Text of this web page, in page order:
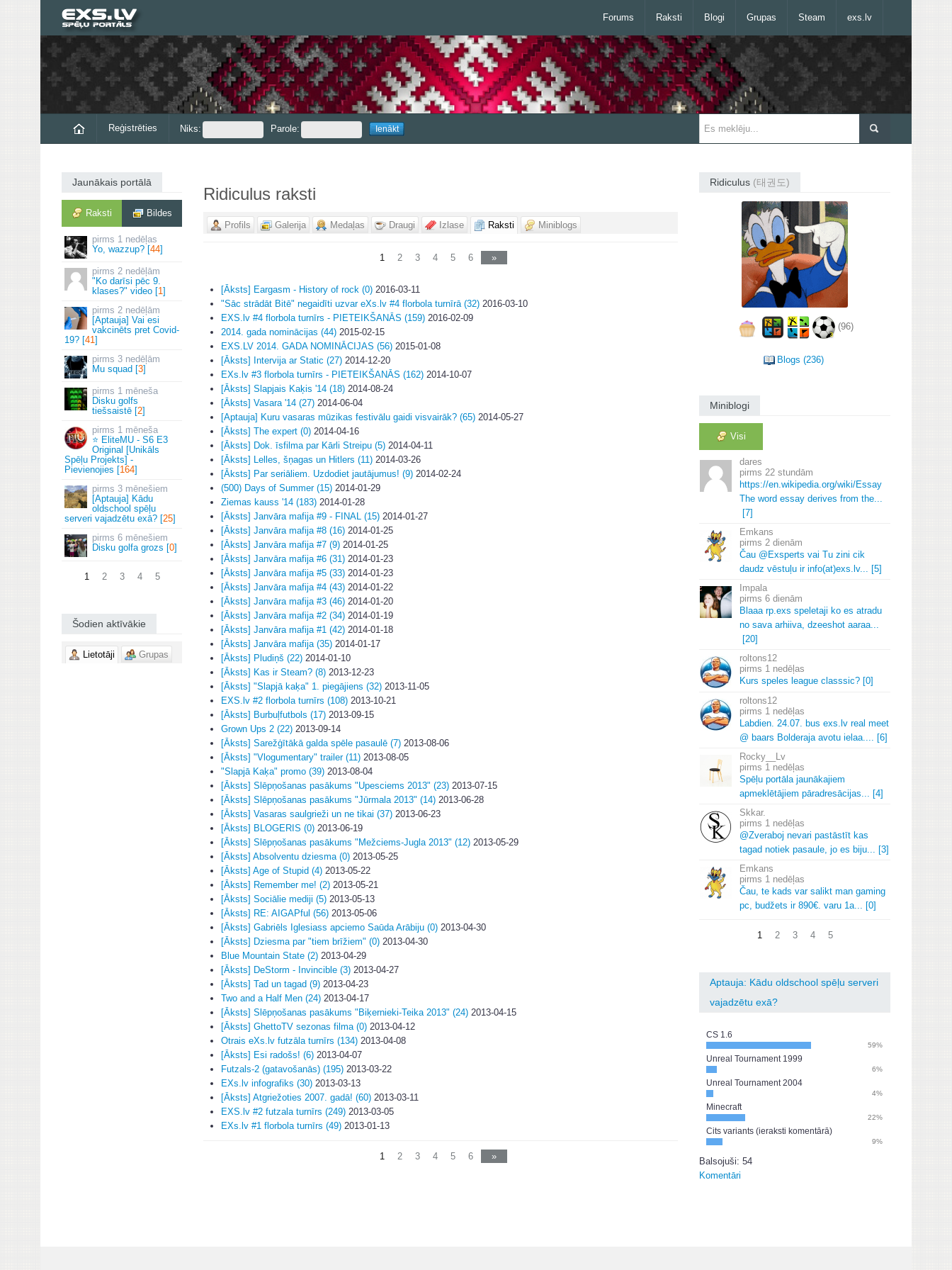
Forums Raksti Blogi Grupas Steam exs.lv
Reģistrēties Niks: Parole:
Jaunākais portālā
Raksti Bildes
1 nedēļas
Yo, wazzup? [44]
2 nedēļām
"Ko darīsi pēc 9.
klases?" video [1]
2 nedēļām
[Aptauja] Vai esi
vakcinēts pret Covid-
19? [41]
3 nedēļām
Mu squad [3]
1 mēneša
Disku golfs
tiešsaistē [2]
1 mēneša
⭐ EliteMU - S6 E3
Original [Unikāls
Spēļu Projekts] -
Pievienojies [164]
3 mēnešiem
[Aptauja] Kādu
oldschool spēļu
serveri vajadzētu exā? [25]
6 mēnešiem
Disku golfa grozs [0]
1 2 3 4 5
Šodien aktīvākie
Lietotāji Grupas
Ridiculus raksti
Profils Galerija Medaļas Draugi Izlase Raksti Miniblogs
1 2 3 4 5 6 »
[Āksts] Eargasm - History of rock (0) 2016-03-11
"Sāc strādāt Bitē" negaidīti uzvar eXs.lv #4 florbola turnīrā (32) 2016-03-10
EXS.lv #4 florbola turnīrs - PIETEIKŠANĀS (159) 2016-02-09
2014. gada nominācijas (44) 2015-02-15
EXS.LV 2014. GADA NOMINĀCIJAS (56) 2015-01-08
[Āksts] Intervija ar Static (27) 2014-12-20
EXs.lv #3 florbola turnīrs - PIETEIKŠANĀS (162) 2014-10-07
[Āksts] Slapjais Kaķis '14 (18) 2014-08-24
[Āksts] Vasara '14 (27) 2014-06-04
[Aptauja] Kuru vasaras mūzikas festivālu gaidi visvairāk? (65) 2014-05-27
[Āksts] The expert (0) 2014-04-16
[Āksts] Dok. īsfilma par Kārli Streipu (5) 2014-04-11
[Āksts] Lelles, šņagas un Hitlers (11) 2014-03-26
[Āksts] Par seriāliem. Uzdodiet jautājumus! (9) 2014-02-24
(500) Days of Summer (15) 2014-01-29
Ziemas kauss '14 (183) 2014-01-28
[Āksts] Janvāra mafija #9 - FINAL (15) 2014-01-27
[Āksts] Janvāra mafija #8 (16) 2014-01-25
[Āksts] Janvāra mafija #7 (9) 2014-01-25
[Āksts] Janvāra mafija #6 (31) 2014-01-23
[Āksts] Janvāra mafija #5 (33) 2014-01-23
[Āksts] Janvāra mafija #4 (43) 2014-01-22
[Āksts] Janvāra mafija #3 (46) 2014-01-20
[Āksts] Janvāra mafija #2 (34) 2014-01-19
[Āksts] Janvāra mafija #1 (42) 2014-01-18
[Āksts] Janvāra mafija (35) 2014-01-17
[Āksts] Pludiņš (22) 2014-01-10
[Āksts] Kas ir Steam? (8) 2013-12-23
[Āksts] "Slapjā kaķa" 1. piegājiens (32) 2013-11-05
EXS.lv #2 florbola turnīrs (108) 2013-10-21
[Āksts] Burbuļfutbols (17) 2013-09-15
Grown Ups 2 (22) 2013-09-14
[Āksts] Sarežģītākā galda spēle pasaulē (7) 2013-08-06
[Āksts] "Vlogumentary" trailer (11) 2013-08-05
"Slapjā Kaķa" promo (39) 2013-08-04
[Āksts] Slēpņošanas pasākums "Upesciems 2013" (23) 2013-07-15
[Āksts] Slēpņošanas pasākums "Jūrmala 2013" (14) 2013-06-28
[Āksts] Vasaras saulgrieži un ne tikai (37) 2013-06-23
[Āksts] BLOGERIS (0) 2013-06-19
[Āksts] Slēpņošanas pasākums "Mežciems-Jugla 2013" (12) 2013-05-29
[Āksts] Absolventu dziesma (0) 2013-05-25
[Āksts] Age of Stupid (4) 2013-05-22
[Āksts] Remember me! (2) 2013-05-21
[Āksts] Sociālie mediji (5) 2013-05-13
[Āksts] RE: AIGAPful (56) 2013-05-06
[Āksts] Gabriēls Iglesiass apciemo Saūda Arābiju (0) 2013-04-30
[Āksts] Dziesma par "tiem brīžiem" (0) 2013-04-30
Blue Mountain State (2) 2013-04-29
[Āksts] DeStorm - Invincible (3) 2013-04-27
[Āksts] Tad un tagad (9) 2013-04-23
Two and a Half Men (24) 2013-04-17
[Āksts] Slēpņošanas pasākums "Biķernieki-Teika 2013" (24) 2013-04-15
[Āksts] GhettoTV sezonas filma (0) 2013-04-12
Otrais eXs.lv futzāla turnīrs (134) 2013-04-08
[Āksts] Esi radošs! (6) 2013-04-07
Futzals-2 (gatavošanās) (195) 2013-03-22
EXs.lv infografiks (30) 2013-03-13
[Āksts] Atgriežoties 2007. gadā! (60) 2013-03-11
EXS.lv #2 futzala turnīrs (249) 2013-03-05
EXs.lv #1 florbola turnīrs (49) 2013-01-13
1 2 3 4 5 6 »
Ridiculus (태권도)
(96)
Blogs (236)
Miniblogi
Visi
dares
22 stundām
https://en.wikipedia.org/wiki/Essay
The word essay derives from the...
[7]
Emkans
2 dienām
Čau @Exsperts vai Tu zini cik
daudz vēstuļu ir info(at)exs. lv... [5]
Impala
6 dienām
Blaaa rp.exs speletaji ko es atradu
no sava arhiiva, dzeeshot aaraa...
[20]
roltons12
1 nedēļas
Kurs speles league classsic? [0]
roltons12
1 nedēļas
Labdien. 24.07. bus exs. lv real meet
@ baars Bolderaja avotu ielaa.... [6]
Rocky__Lv
1 nedēļas
Spēļu portāla jaunākajiem
apmeklētājiem pāradresācijas... [4]
Skkar.
1 nedēļas
@Zveraboj nevari pastāstīt kas
tagad notiek pasaule, jo es biju... [3]
Emkans
1 nedēļas
Čau, te kads var salikt man gaming
pc, budžets ir 890€. varu 1a... [0]
1 2 3 4 5
Aptauja: Kādu oldschool spēļu serveri
vajadzētu exā?
CS 1.6
59%
Unreal Tournament 1999
6%
Unreal Tournament 2004
4%
Minecraft
22%
Cits variants (ieraksti komentārā)
9%
Balsojuši: 54
Komentāri